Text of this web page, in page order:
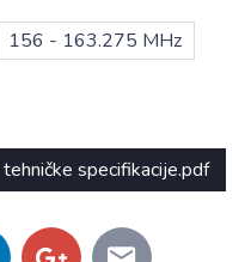
156 - 163.275 MHz
specifikacije.pdf